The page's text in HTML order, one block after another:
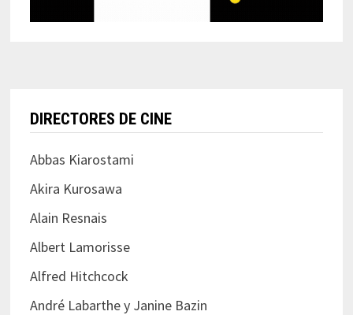
DIRECTORES DE CINE
Abbas Kiarostami
Akira Kurosawa
Alain Resnais
Albert Lamorisse
Alfred Hitchcock
André Labarthe y Janine Bazin